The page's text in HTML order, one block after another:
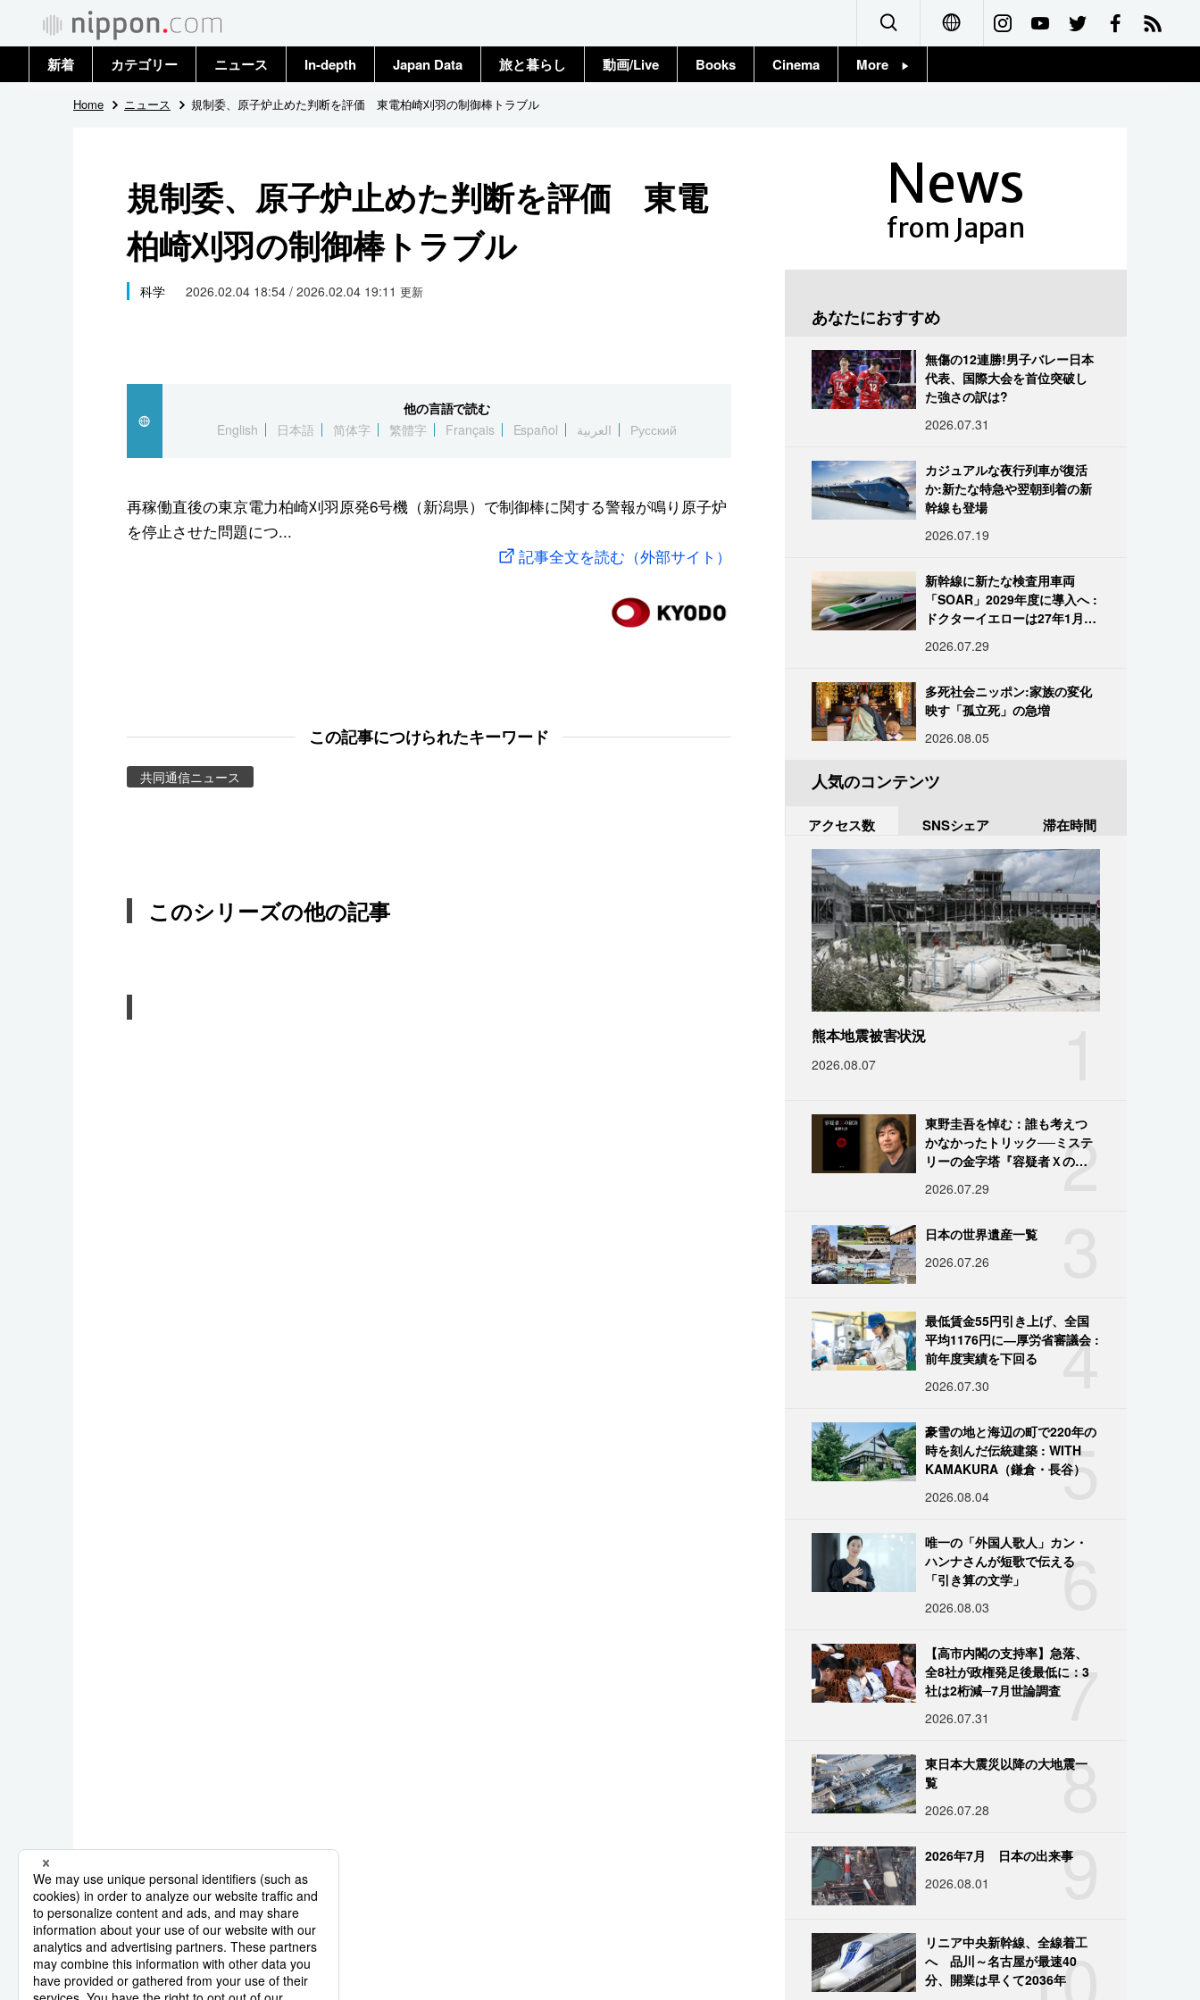
Français
新着 カテゴリー
政治・外交
国際
社会
文化
スポーツ・東京2020
ニュース
トップ
In-depth Japan Data 旅と暮らし 動画/Live Books Cinema More
Home ニュース 規制委、原子炉止めた判断を評価 東電柏崎刈羽の制御棒トラブル
規制委、原子炉止めた判断を評価 東電
柏崎刈羽の制御棒トラブル
科学 2026.02.04 18:54 / 2026.02.04 19:11 更新
他の言語で読む
English
日本語 简体字 繁體字 Français Español العربية Русский
再稼働直後の東京電力柏崎刈羽原発6号機（新潟県）で制御棒に関する警報が鳴り原子炉
を停止させた問題につ...
記事全文を読む（外部サイト）
この記事につけられたキーワード
共同通信ニュース
このシリーズの他の記事
News
from Japan
あなたにおすすめ
無傷の12連勝!男子バレー日本
代表、国際大会を首位突破し
た強さの訳は?
2026.07.31
カジュアルな夜行列車が復活
か:新たな特急や翌朝到着の新
幹線も登場
2026.07.19
新幹線に新たな検査用車両
「SOAR」2029年度に導入へ :
ドクターイエローは27年1月に
2026.07.29
多死社会ニッポン:家族の変化
映す「孤立死」の急増
2026.08.05
人気のコンテンツ
アクセス数 SNSシェア 滞在時間
熊本地震被害状況
2026.08.07
2
東野圭吾を悼む：誰も考えつ
かなかったトリック──ミステ
リーの金字塔『容疑者Ｘの献
2026.07.29
日本の世界遺産一覧
2026.07.26
4
最低賃金55円引き上げ、全国
平均1176円に―厚労省審議会 :
前年度実績を下回る
2026.07.30
5
豪雪の地と海辺の町で220年の
時を刻んだ伝統建築 : WITH
KAMAKURA（鎌倉・長谷）
2026.08.04
6
唯一の「外国人歌人」カン・
ハンナさんが短歌で伝える
「引き算の文学」
2026.08.03
7
【高市内閣の支持率】急落、
全8社が政権発足後最低に：3
社は2桁減─7月世論調査
2026.07.31
8
東日本大震災以降の大地震一
覧
2026.07.28
9
2026年7月 日本の出来事
2026.08.01
10
リニア中央新幹線、全線着工
へ 品川～名古屋が最速40
分、開業は早くて2036年